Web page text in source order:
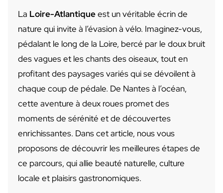
La Loire-Atlantiqueest un véritable écrin de
nature qui invite à l’évasion à vélo. Imaginez-vous,
pédalant le long de la Loire, bercé par le doux bruit
des vagues et les chants des oiseaux, tout en
profitant des paysages variés qui se dévoilent à
chaque coup de pédale. De Nantes à l’océan,
cette aventure à deux roues promet des
moments de sérénité et de découvertes
enrichissantes. Dans cet article, nous vous
proposons de découvrir les meilleures étapes de
ce parcours, qui allie beauté naturelle, culture
locale et plaisirs gastronomiques.